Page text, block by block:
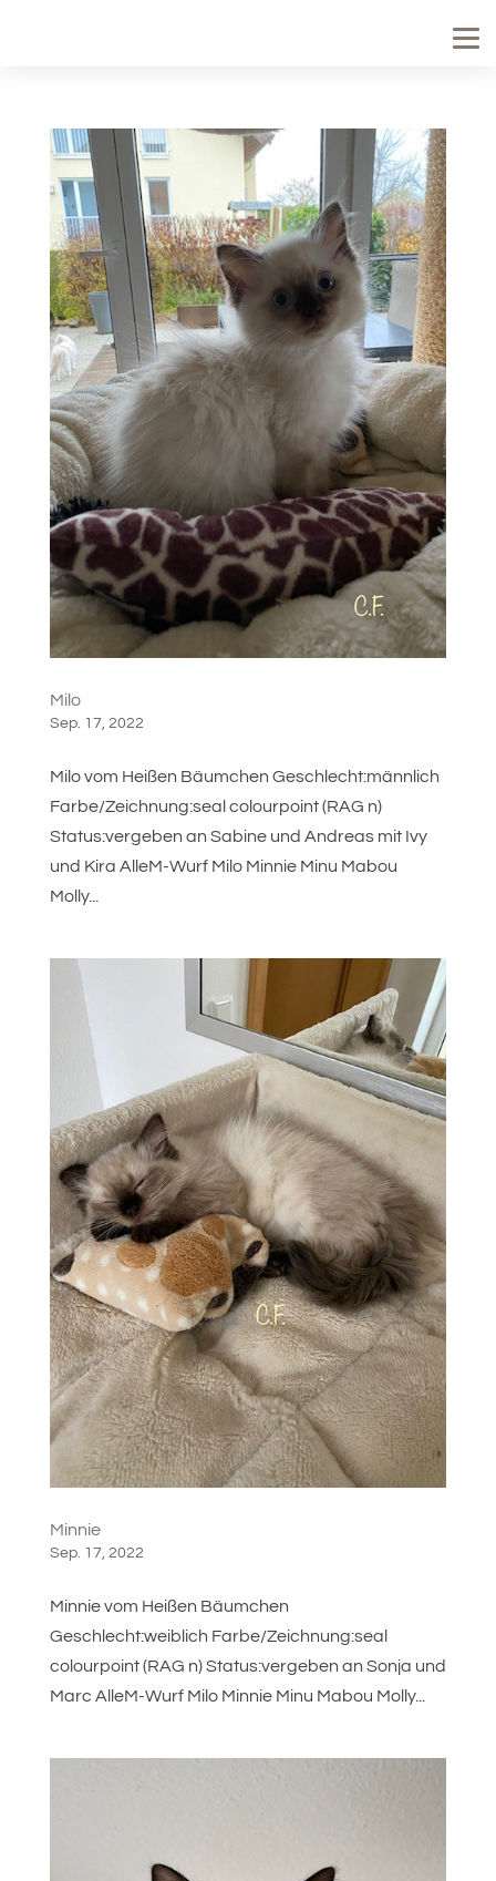
Milo
Sep. 17, 2022
Milo vom Heißen Bäumchen Geschlecht:männlich
Farbe/Zeichnung:seal colourpoint (RAG n)
Status:vergeben an Sabine und Andreas mit Ivy
und Kira AlleM-Wurf Milo Minnie Minu Mabou
Molly...
Minnie
Sep. 17, 2022
Minnie vom Heißen Bäumchen
Geschlecht:weiblich Farbe/Zeichnung:seal
colourpoint (RAG n) Status:vergeben an Sonja und
Marc AlleM-Wurf Milo Minnie Minu Mabou Molly...